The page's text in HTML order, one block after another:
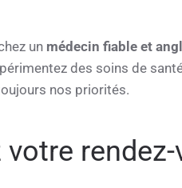
un médecin fiable et
des soins de
nos priorités.
votre